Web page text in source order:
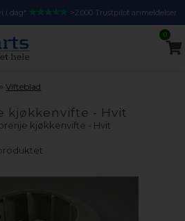
i dag* >2.000 Trustpilot anmeldelser
0
»Vifteblad
kjøkkenvifte - Hvit
kjøkkenvifte - Hvit